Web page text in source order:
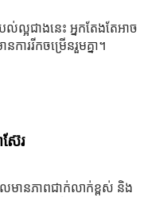
អ​ជាង​នេះ អ្នក​តែងតែ​អាច​
ការ​រីក​ចម្រើន​រួម​គ្នា​។
ស៊ែរ
លមានភាពជាក់លាក់ខ្ពស់ និង